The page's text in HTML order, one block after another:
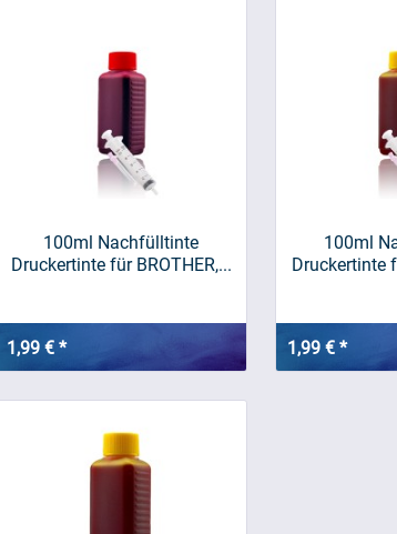
100ml Nachfülltinte
Druckertinte für BROTHER,...
1,99 € *
100ml
Druckertinte
1,99 € *